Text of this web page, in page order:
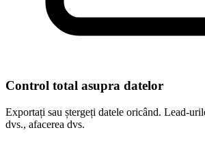
Control total asupra datelor
Exportați sau ștergeți datele oricând. Lead-
dvs., afacerea dvs.